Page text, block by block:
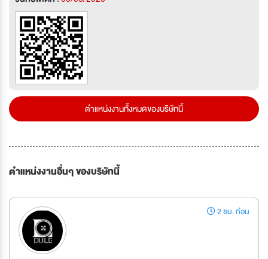
ตำแหน่งงานทั้งหมดของบริษัทนี้
ตำแหน่งงานอื่นๆ ของบริษัทนี้
2 ชม. ก่อน